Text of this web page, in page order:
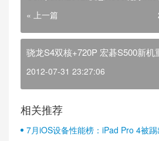
« 上一篇
骁龙S4双核+720P 宏碁S500新机
2012-07-31 23:27:06
相关推荐
7月iOS设备性能榜：iPad Pro 4被踢